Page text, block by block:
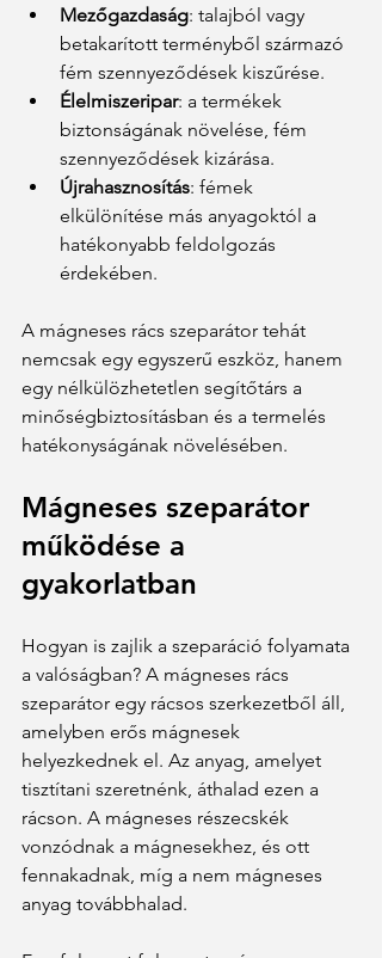
Mezőgazdaság: talajból vagy
betakarított terményből származó
fém szennyeződések kiszűrése.
Élelmiszeripar: a termékek
biztonságának növelése, fém
szennyeződések kizárása.
Újrahasznosítás: fémek
elkülönítése más anyagoktól a
hatékonyabb feldolgozás
érdekében.
A mágneses rács szeparátor tehát
nemcsak egy egyszerű eszköz, hanem
egy nélkülözhetetlen segítőtárs a
minőségbiztosításban és a termelés
hatékonyságának növelésében.
Mágneses szeparátor
működése a
gyakorlatban
Hogyan is zajlik a szeparáció folyamata
a valóságban? A mágneses rács
szeparátor egy rácsos szerkezetből áll,
amelyben erős mágnesek
helyezkednek el. Az anyag, amelyet
tisztítani szeretnénk, áthalad ezen a
rácson. A mágneses részecskék
vonzódnak a mágnesekhez, és ott
fennakadnak, míg a nem mágneses
anyag továbbhalad.